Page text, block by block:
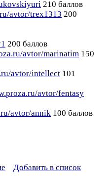
210 баллов
avtor/trex1313 200
200 баллов
avtor/marinatim 150
avtor/intellect 101
avtor/fentasy
avtor/annik 100 баллов
Добавить в список